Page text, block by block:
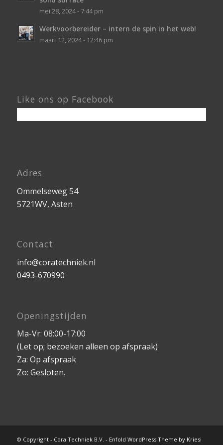
mei 28, 2024 - 7:44 pm
Werkvoorbereider – intern de spin in het web!
maart 12, 2024 - 12:46 pm
Like ons op Facebook
Adres
Ommelseweg 54
5721WV, Asten
Contact
info@coratechniek.nl
0493-670990
Openingstijden
Ma-Vr: 08:00-17:00
(Let op; bezoeken alleen op afspraak)
Za: Op afspraak
Zo: Gesloten.
© Copyright - Cora Techniek B.V. - Enfold WordPress Theme by Kriesi